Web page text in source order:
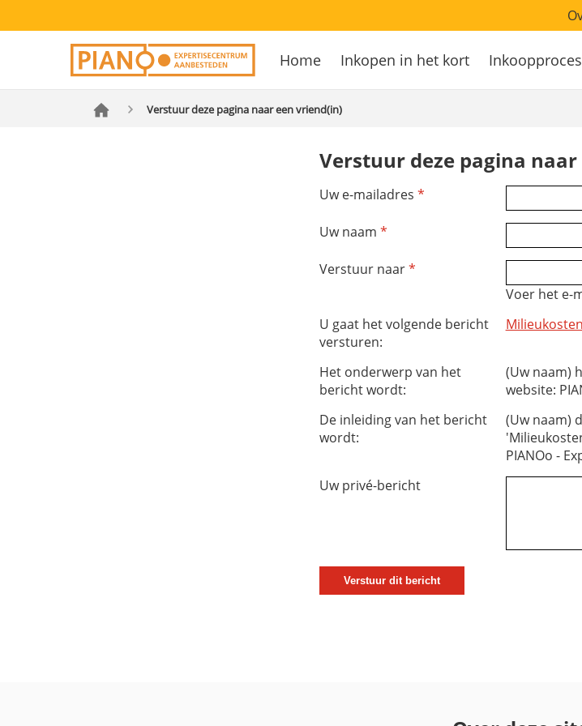
Overslaan
Secondary
navigation
Hoofdnavigatie
Home Inkopen in het kort Inkoopproces
Verstuur deze pagina naar een vriend(in)
Verstuur deze pagina
Uw e-mailadres*
Uw naam*
Verstuur naar*
Voer het e-
U gaat het volgende bericht
versturen:
Het onderwerp van het
bericht wordt:
(Uw naam)
website:
De inleiding van het bericht
wordt:
(Uw naam)
PIANOo -
Uw privé-bericht